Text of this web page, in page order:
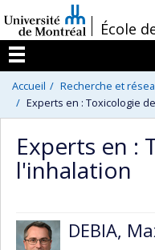
au
contenu
/École
Menu
Accueil Recherche et
Experts en : Toxicologie
Experts en :
l'inhalation
DEBIA,